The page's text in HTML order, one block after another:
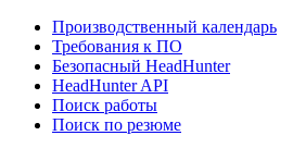
Производственный календарь
Требования к ПО
Безопасный HeadHunter
HeadHunter API
Поиск работы
Поиск по резюме